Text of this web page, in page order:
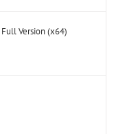
Version (x64)